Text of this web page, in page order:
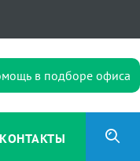
в подборе офиса
КОНТАКТЫ